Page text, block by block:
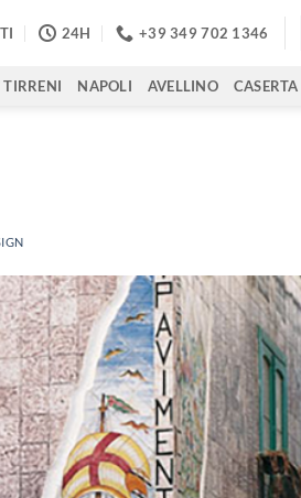
24H +39 349 702 1346
TIRRENI NAPOLI AVELLINO CASERTA